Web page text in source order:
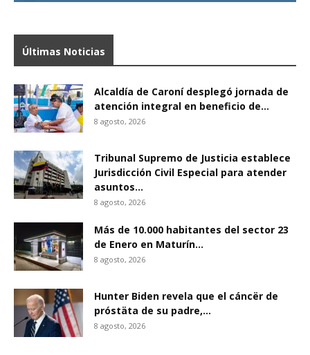
Últimas Noticias
Alcaldía de Caroní desplegó jornada de
atención integral en beneficio de...
8 agosto, 2026
Tribunal Supremo de Justicia establece
Jurisdicción Civil Especial para atender
asuntos...
8 agosto, 2026
Más de 10.000 habitantes del sector 23
de Enero en Maturín...
8 agosto, 2026
Hunter Biden revela que el cáncër de
próstäta de su padre,...
8 agosto, 2026